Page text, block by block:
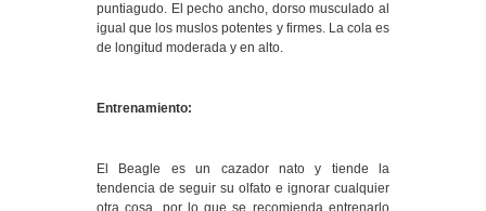
puntiagudo. El pecho ancho, dorso musculado al
igual que los muslos potentes y firmes. La cola es
de longitud moderada y en alto.
Entrenamiento:
El Beagle es un cazador nato y tiende la
tendencia de seguir su olfato e ignorar cualquier
otra cosa, por lo que se recomienda entrenarlo